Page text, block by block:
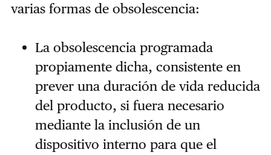
varias formas de obsolescencia:
La obsolescencia programada
propiamente dicha, consistente en
prever una duración de vida reducida
del producto, si fuera necesario
mediante la inclusión de un
dispositivo interno para que el